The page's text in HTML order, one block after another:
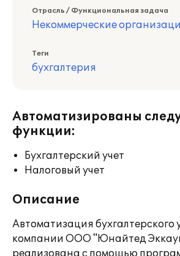
Отрасль / Функциональная задача
Некоммерческие
Теги
бухгалтерия
Автоматизированы
функции:
Бухгалтерский учет
Налоговый учет
Описание
Автоматизация бухгалтерского
компании ООО "Юнайтед
реализована с помощью